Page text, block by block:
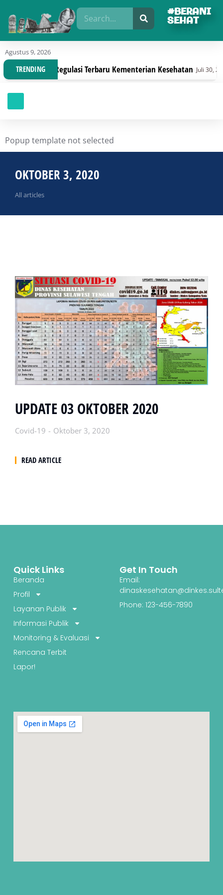
#BERANI
SEHAT
Agustus 9, 2026
TRENDING
Dengan Regulasi Terbaru Kementerian Kesehatan Juli 30, 2026
Popup template not selected
OKTOBER 3, 2020
All articles
UPDATE 03 OKTOBER 2020
Covid-19 Oktober 3, 2020
READ ARTICLE
Quick Links
Beranda
Profil
Layanan Publik
Informasi Publik
Monitoring & Evaluasi
Rencana Terbit
Lapor!
Get In Touch
Email:
Phone: 123-456-7890